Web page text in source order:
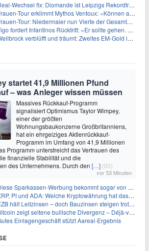
Wechsel fix: Diomande ist Leipzigs Rekordtransfer
Tour erklimmt Mythos Ventoux: «Können alles schaffen»
Tour: Niedermaier nun Vierte der Gesamtwertung
fordert Infantinos Rücktritt: «Er sollte gehen. Jetzt»
verblüfft und träumt: Zweites EM-Gold in Paris
startet 41,9 Millionen Pfund
– was Anleger wissen müssen
Massives Rückkauf-Programm
signalisiert Optimismus Taylor Wimpey,
einer der größten
Wohnungsbaukonzerne Großbritanniens,
hat ein ehrgeiziges Aktienrückkauf-
Programm im Umfang von 41,9 Millionen
Programm unterstreicht das Vertrauen des
finanzielle Stabilität und die
des Unternehmens. Durch den […] (00)
vor 53 Minuten
Sparkassen-Werbung bekommt sogar von der Konkurrenz Lob
PI und ADA: Welche Kryptowährung hat das größte Potenzial im nächsten Bullenmarkt?
hält Leitzinsen – doch Bauzinsen steigen trotzdem: Das Nahost-Problem für Immobilienkäufer
zeigt seltene bullische Divergenz – Déjà-vu für BTC?
Einlagengeschäft stützt Aareal-Ergebnis